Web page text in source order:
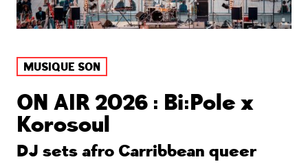
MUSIQUE SON
ON AIR 2026 : Bi:Pole x
Korosoul
DJ sets afro Carribbean queer